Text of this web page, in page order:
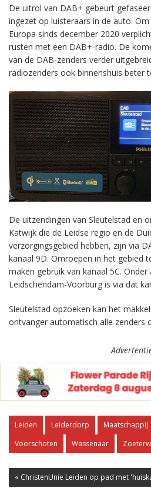
De uitrol van DAB+ gebeurt
ingezet op luisteraars in de auto.
Europa sinds december 2020
rusten met een DAB+-radio. De
van de DAB-zenders verder
radiozenders ook binnenshuis beter
De uitzendingen van Sleutelstad en
Katwijk die de Leidse regio en de
verzorgingsgebied hebben, zijn via
kanaal 9D. Omroepen in het gebied
maken gebruik van kanaal 5C.
Leidschendam-Voorburg is via dat
Sleutelstad opzoeken kan het
ontvanger automatisch alle zenders
Leiden Leiderdorp Maatschappij
Voorschoten
Wassenaar
« ChristenUnie Leiden op pad met